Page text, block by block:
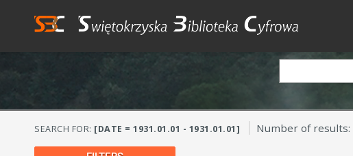
SEARCH FOR: [DATE = 1931.01.01 - 1931.01.01] Number of results: